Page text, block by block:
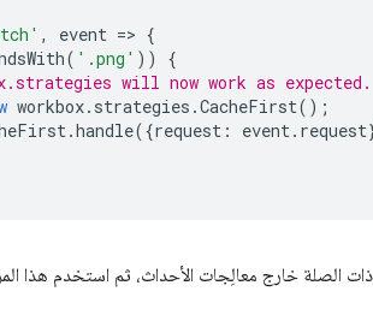
, event => {
( '.png' ))
{
will now work as expected.
workbox. strategies .CacheFirst();
.handle({request : event. request
الصلة خارج معالِجات الأحداث، ثم استخدم هذا